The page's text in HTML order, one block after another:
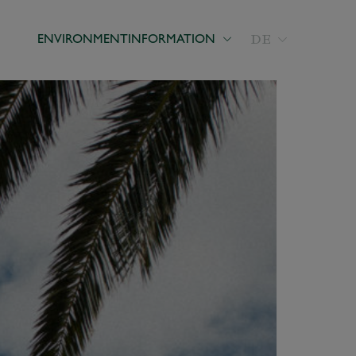
ENVIRONMENT INFORMATION DE